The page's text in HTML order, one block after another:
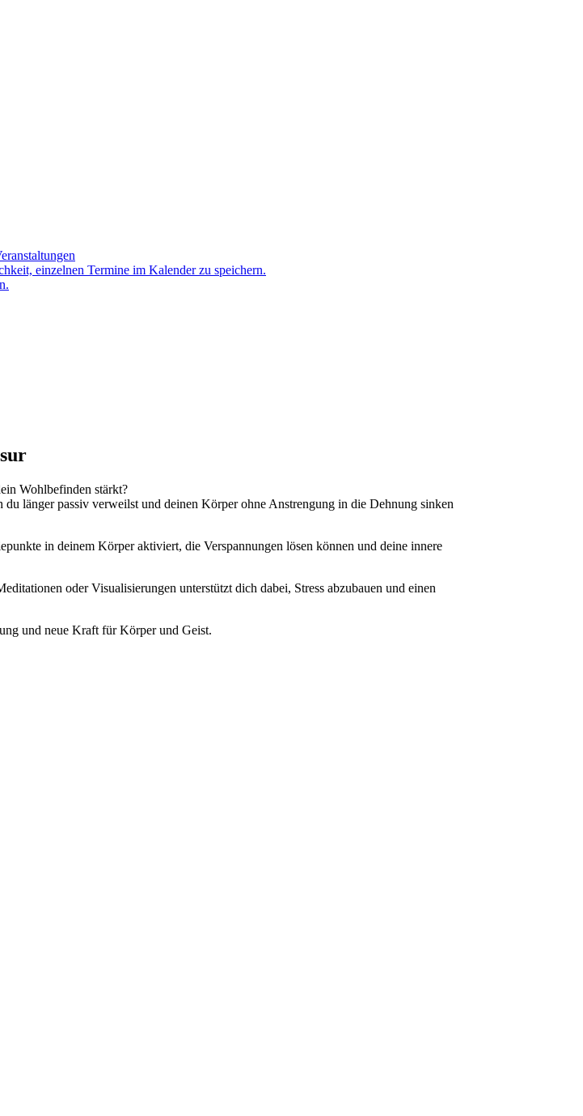
einzelnen Termine im Kalender zu speichern.
Wohlbefinden stärkt?
länger passiv verweilst und deinen Körper ohne Anstrengung in die Dehnung sinken
in deinem Körper aktiviert, die Verspannungen lösen können und deine innere
oder Visualisierungen unterstützt dich dabei, Stress abzubauen und einen
und neue Kraft für Körper und Geist.